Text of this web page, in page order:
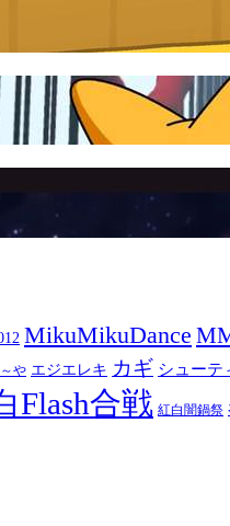
MikuMikuDance
や エジエレキ カギ シューテ
Flash合戦 紅白闇鍋祭